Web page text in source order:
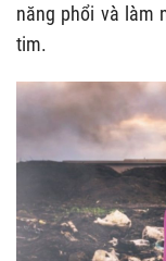
năng phổi và làm
tim.